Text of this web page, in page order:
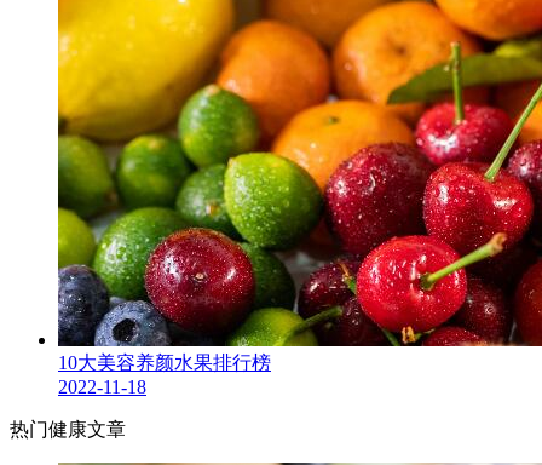
10大美容养颜水果排行榜
2022-11-18
热门健康文章